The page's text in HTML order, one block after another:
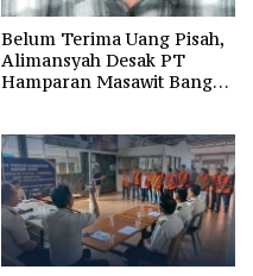
Belum Terima Uang Pisah,
Alimansyah Desak PT
Hamparan Masawit Bangun